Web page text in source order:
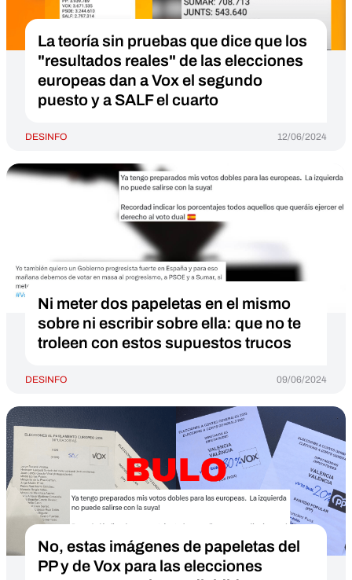
La teoría sin pruebas que dice que los
"resultados reales" de las elecciones
europeas dan a Vox el segundo
puesto y a SALF el cuarto
DESINFO 12/06/2024
Ni meter dos papeletas en el mismo
sobre ni escribir sobre ella: que no te
troleen con estos supuestos trucos
DESINFO 09/06/2024
No, estas imágenes de papeletas del
PP y de Vox para las elecciones